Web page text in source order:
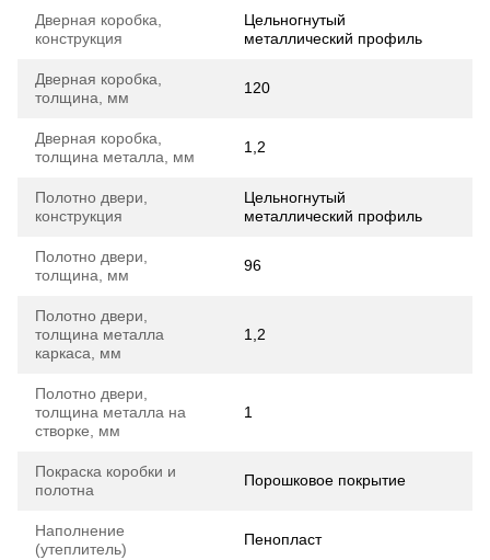
Дверная коробка,
конструкция
Цельногнутый
металлический профиль
Дверная коробка,
толщина, мм
120
Дверная коробка,
толщина металла, мм
1,2
Полотно двери,
конструкция
Цельногнутый
металлический профиль
Полотно двери,
толщина, мм
96
Полотно двери,
толщина металла
каркаса, мм
1,2
Полотно двери,
толщина металла на
створке, мм
1
Покраска коробки и
полотна
Порошковое покрытие
Наполнение
(утеплитель)
Пенопласт